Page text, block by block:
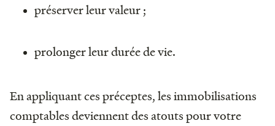
préserver leur valeur ;
prolonger leur durée de vie.
En appliquant ces préceptes, les immobilisations
comptables deviennent des atouts pour votre